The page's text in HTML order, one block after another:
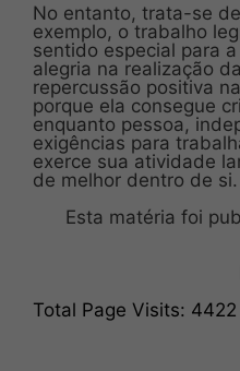
No entanto, trata-se
exemplo, o trabalho
sentido especial para
alegria na realização
repercussão positiva
porque ela consegue
enquanto pessoa,
exigências para
exerce sua atividade
de melhor dentro de si.
Esta matéria foi
Total Page Visits: